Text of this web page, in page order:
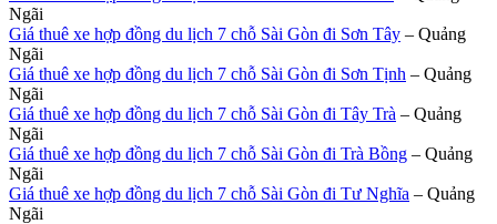
Ngãi
Giá thuê xe hợp đồng du lịch 7 chỗ Sài Gòn đi Sơn Tây – Quảng
Ngãi
Giá thuê xe hợp đồng du lịch 7 chỗ Sài Gòn đi Sơn Tịnh – Quảng
Ngãi
Giá thuê xe hợp đồng du lịch 7 chỗ Sài Gòn đi Tây Trà – Quảng
Ngãi
Giá thuê xe hợp đồng du lịch 7 chỗ Sài Gòn đi Trà Bồng – Quảng
Ngãi
Giá thuê xe hợp đồng du lịch 7 chỗ Sài Gòn đi Tư Nghĩa – Quảng
Ngãi